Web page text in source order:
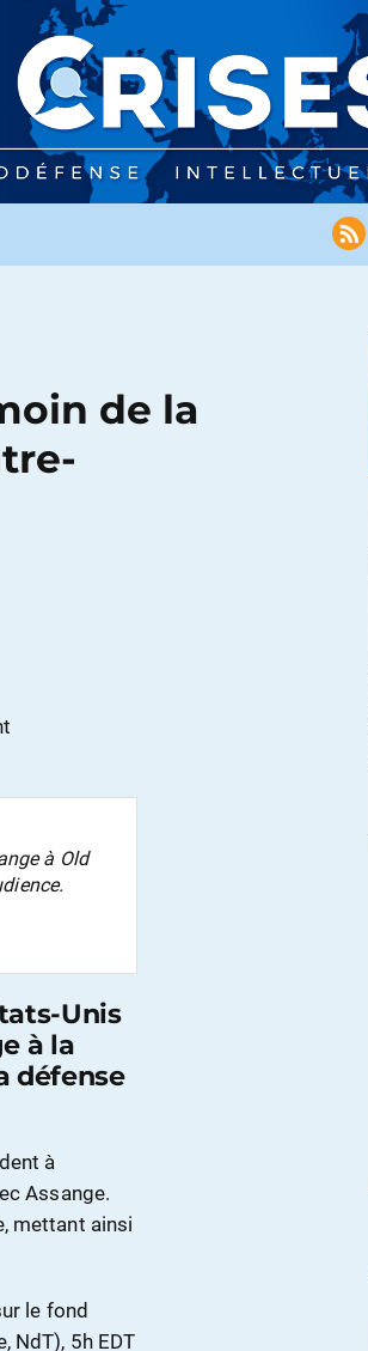
de la
à Old
Unis
à la
défense
à
Assange.
mettant ainsi
le fond
NdT), 5h EDT